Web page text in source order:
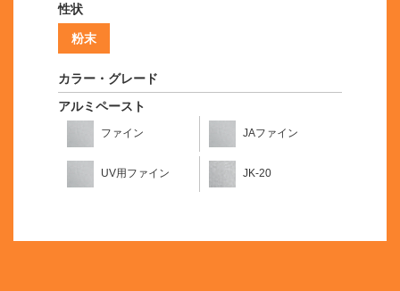
性状
粉末
カラー・グレード
アルミペースト
ファイン JAファイン
UV用ファイン JK-20